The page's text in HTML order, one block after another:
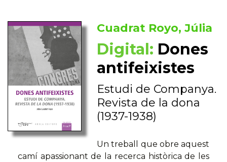
Cuadrat Royo, Júlia
Digital: Dones
antifeixistes
Estudi de Companya.
Revista de la dona
(1937-1938)
Un treball que obre aquest
camí apassionant de la recerca històrica de les